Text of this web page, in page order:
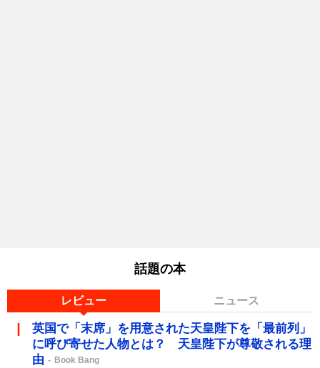
話題の本
レビュー ニュース
英国で「末席」を用意された天皇陛下を「最前列」
に呼び寄せた人物とは？ 天皇陛下が尊敬される理
由
Book Bang